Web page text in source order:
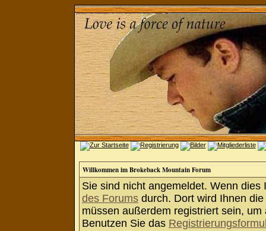
Willkommen im Brokeback Mountain Forum
Sie sind nicht angemeldet. Wenn
des Forums durch. Dort wird Ihnen
müssen außerdem registriert sein,
Benutzen Sie das